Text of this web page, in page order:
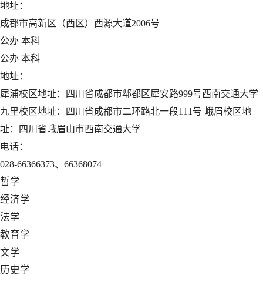
地址：
成都市高新区（西区）西源大道2006号
公办 本科
公办 本科
地址：
犀浦校区地址：四川省成都市郫都区犀安路999号西南交通大学
九里校区地址：四川省成都市二环路北一段111号 峨眉校区地
址：四川省峨眉山市西南交通大学
电话：
028-66366373、66368074
哲学
经济学
法学
教育学
文学
历史学